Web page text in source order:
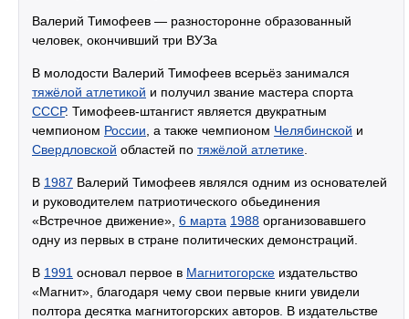
Валерий Тимофеев — разносторонне образованный
человек, окончивший три ВУЗа
В молодости Валерий Тимофеев всерьёз занимался
тяжёлой атлетикой и получил звание мастера спорта
СССР. Тимофеев-штангист является двукратным
чемпионом России , а также чемпионом Челябинской и
Свердловской областей по тяжёлой атлетике
В 1987 Валерий Тимофеев являлся одним из основателей
и руководителем патриотического обьединения
«Встречное движение», 6 марта 1988 организовавшего
одну из первых в стране политических демонстраций.
В 1991 основал первое в Магнитогорске издательство
«Магнит», благодаря чему свои первые книги увидели
полтора десятка магнитогорских авторов. В издательстве